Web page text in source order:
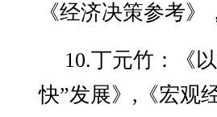
《经济决策参考》
10.丁元竹：《
快”发展》,《宏观